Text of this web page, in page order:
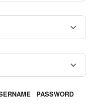
PASSWORD